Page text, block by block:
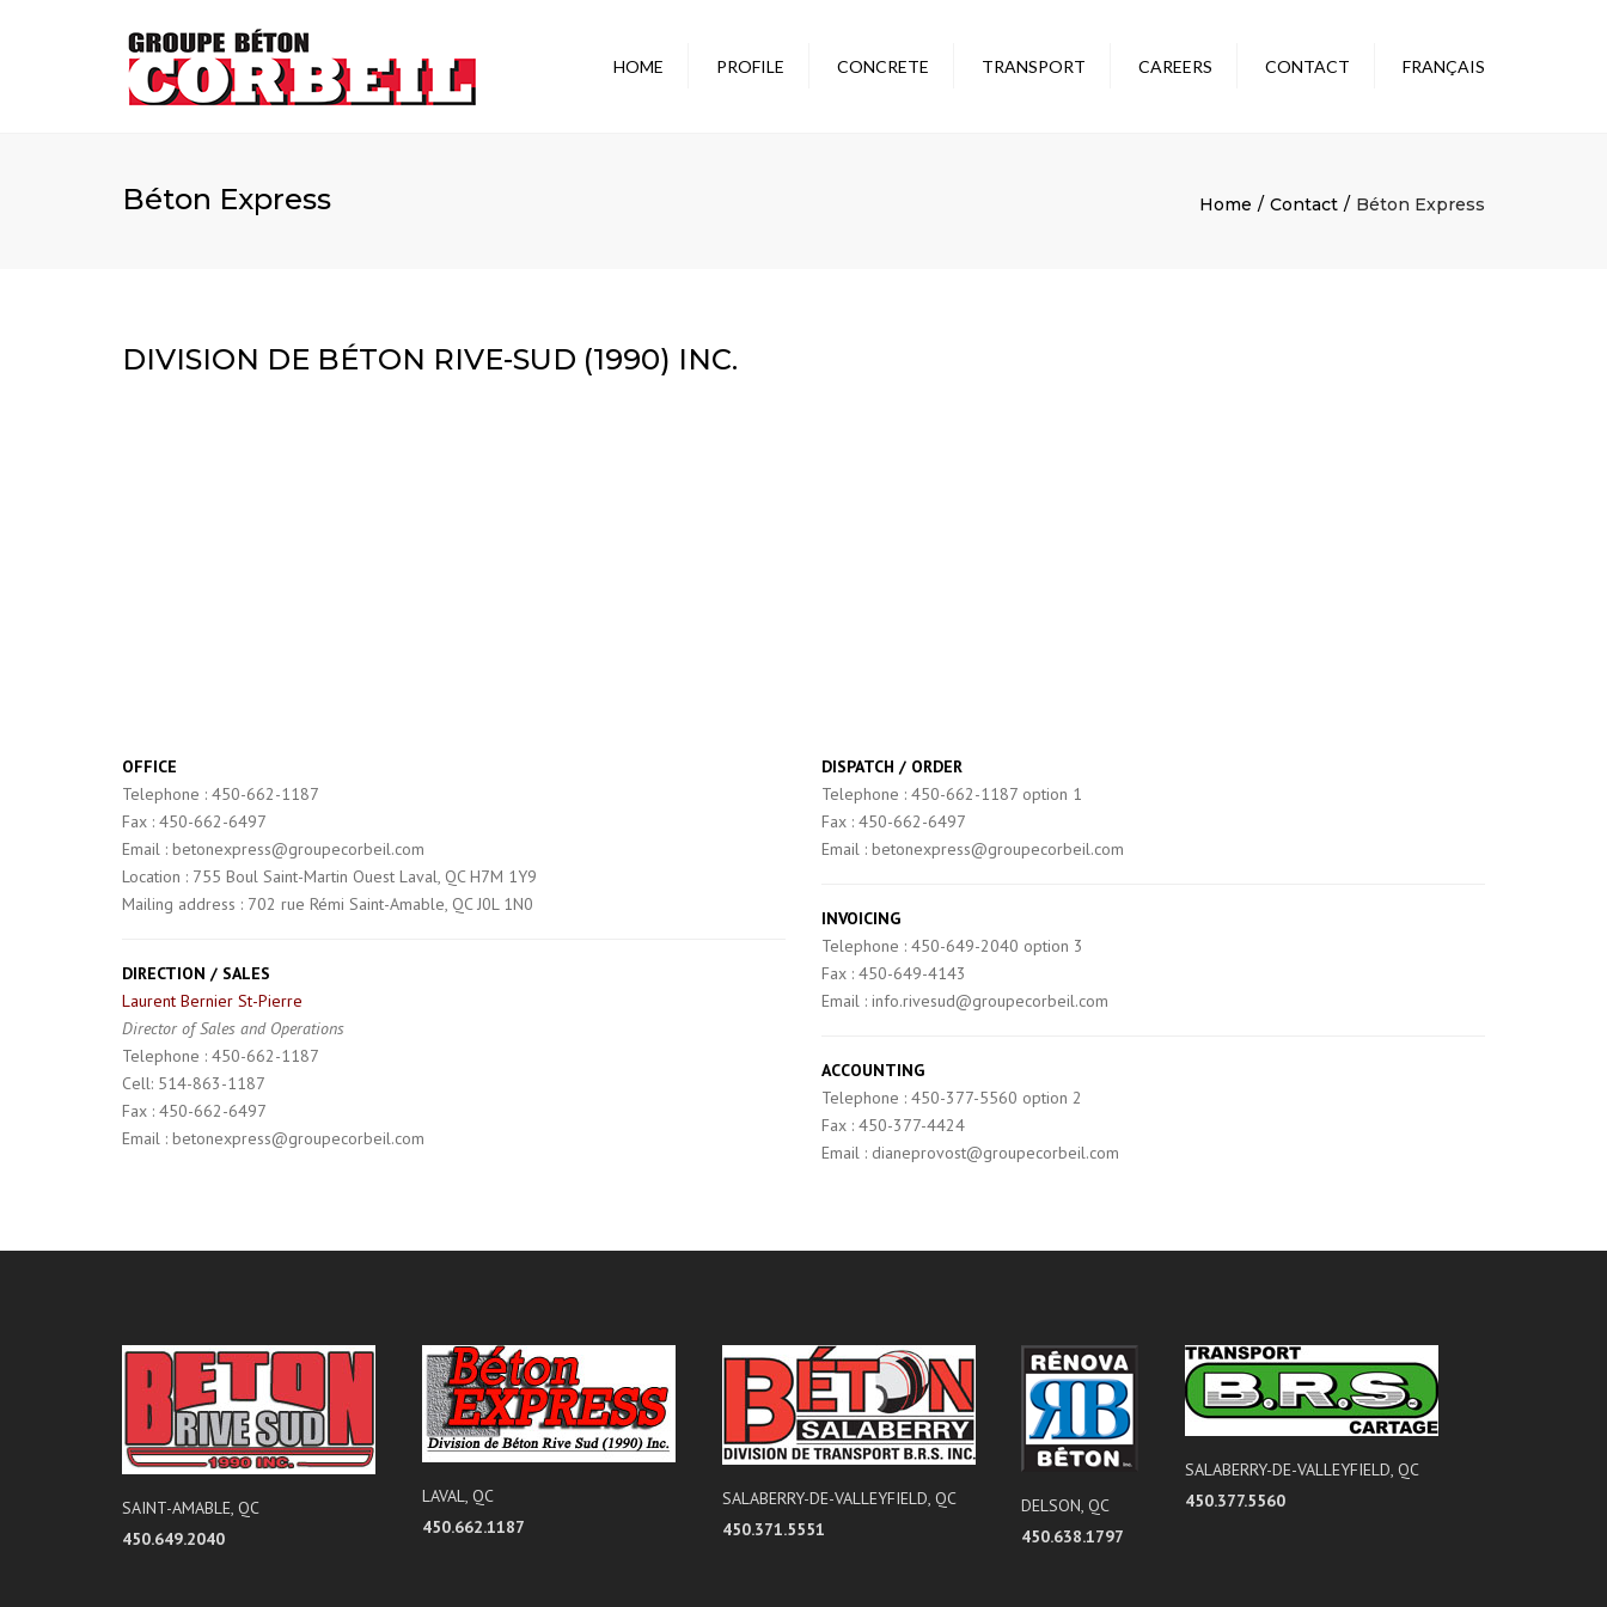
HOME PROFILE CONCRETE TRANSPORT CAREERS CONTACT
BÉTON EXPRESS
FRANÇAIS
Béton Express Home Contact Béton Express
DIVISION DE BÉTON RIVE-SUD (1990) INC.
OFFICE
Telephone : 450-662-1187
Fax : 450-662-6497
Email : betonexpress@groupecorbeil.com
Location : 755 Boul Saint-Martin Ouest Laval, QC H7M 1Y9
Mailing address : 702 rue Rémi Saint-Amable, QC J0L 1N0
DIRECTION / SALES
Laurent Bernier St-Pierre
Director of Sales and Operations
Telephone : 450-662-1187
Cell: 514-863-1187
Fax : 450-662-6497
Email : betonexpress@groupecorbeil.com
DISPATCH / ORDER
Telephone : 450-662-1187 option 1
Fax : 450-662-6497
Email : betonexpress@groupecorbeil.com
INVOICING
Telephone : 450-649-2040 option 3
Fax : 450-649-4143
Email : info.rivesud@groupecorbeil.com
ACCOUNTING
Telephone : 450-377-5560 option 2
Fax : 450-377-4424
Email : dianeprovost@groupecorbeil.com
SAINT-AMABLE, QC
450.649.2040
LAVAL, QC
450.662.1187
SALABERRY-DE-VALLEYFIELD, QC
450.371.5551
DELSON, QC
450.638.1797
SALABERRY-DE-VALLEYFIELD, QC
450.377.5560